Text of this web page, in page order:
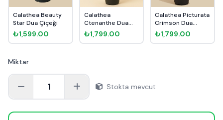
Calathea Beauty
Star Dua Çiçeği
₺1,599.00
Calathea
Ctenanthe Dua
Çiçeği
₺1,799.00
Calathea Picturata
Crimson Dua
Çiçeği
₺1,799.00
Miktar
1 Stokta mevcut